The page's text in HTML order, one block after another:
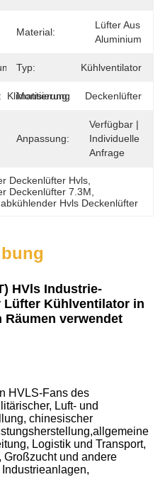
Material:
Lüfter Aus
Aluminium
Typ: Kühlventilator
Klimatisierung
Montierung: Deckenlüfter
Anpassung:
Verfügbar |
Individuelle
Anfrage
Deckenlüfter Hvls
Deckenlüfter 7.3M
Hvls Deckenlüfter
HVls Industrie-
Kühlventilator in
verwendet
HVLS-Fans des
Luft- und
chinesischer
Logistik und Transport,
Großzucht und andere